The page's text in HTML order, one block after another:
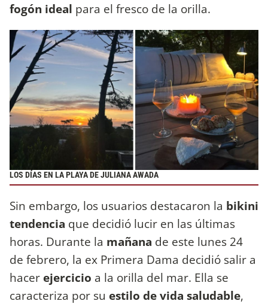
fogón ideal para el fresco de la orilla.
LOS DÍAS EN LA PLAYA DE JULIANA AWADA
Sin embargo, los usuarios destacaron la bikini
tendencia que decidió lucir en las últimas
horas. Durante la mañana de este lunes 24
de febrero, la ex Primera Dama decidió salir a
hacer ejercicio a la orilla del mar. Ella se
caracteriza por su estilo de vida saludable,